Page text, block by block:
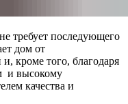
требует последующего
дом от
кроме того, благодаря
и высокому
качества и